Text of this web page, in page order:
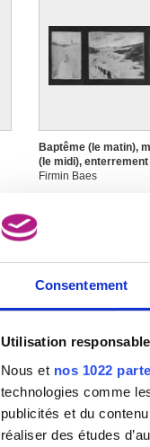
Consentement
Utilisation
Nous et nos 1022
technologies comme
publicités et du
réaliser des études
Baptême (le matin),
(le midi),
Firmin Baes
Champ avec foin
Firmin Baes